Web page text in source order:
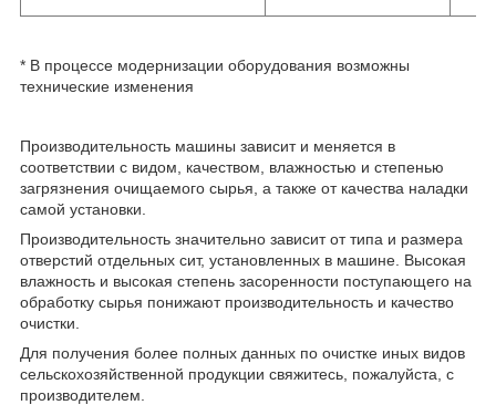
* В процессе модернизации оборудования возможны
технические изменения
Производительность машины зависит и меняется в
соответствии с видом, качеством, влажностью и степенью
загрязнения очищаемого сырья, а также от качества наладки
самой установки.
Производительность значительно зависит от типа и размера
отверстий отдельных сит, установленных в машине. Высокая
влажность и высокая степень засоренности поступающего на
обработку сырья понижают производительность и качество
очистки.
Для получения более полных данных по очистке иных видов
сельскохозяйственной продукции свяжитесь, пожалуйста, с
производителем.